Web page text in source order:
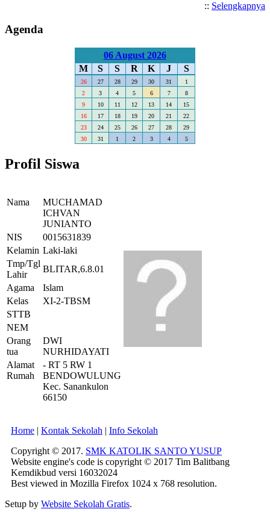
:: Selengkapnya
Agenda
06 August 2026
M
S S R K J S
26 27 28 29 30 31
1
2
3 4 5 6 7
8
9
10 11 12 13 14
15
16
17 18 19 20 21
22
23
24 25 26 27 28
29
30
31 1 2 3 4 5
Profil Siswa
Nama
MUCHAMAD
ICHVAN
JUNIANTO
NIS
0015631839
Kelamin Laki-laki
Tmp/Tgl
Lahir
BLITAR,6.8.01
Agama
Islam
Kelas
XI-2-TBSM
STTB
NEM
Orang
tua
DWI
NURHIDAYATI
Alamat
Rumah
- RT 5 RW 1
BENDOWULUNG
Kec. Sanankulon
66150
Home | Kontak Sekolah | Info Sekolah
Copyright © 2017. SMK KATOLIK SANTO YUSUP
Website engine's code is copyright © 2017 Tim Balitbang
Kemdikbud versi 16032024
Best viewed in Mozilla Firefox 1024 x 768 resolution.
Setup by Website Sekolah Gratis.